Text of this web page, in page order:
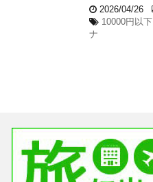
2026/04/26
10000円以下
ナ